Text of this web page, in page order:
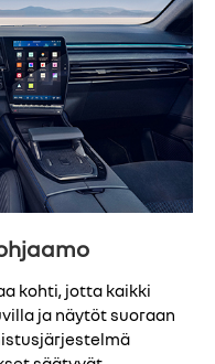
kohti, jotta kaikki
ja näytöt suoraan